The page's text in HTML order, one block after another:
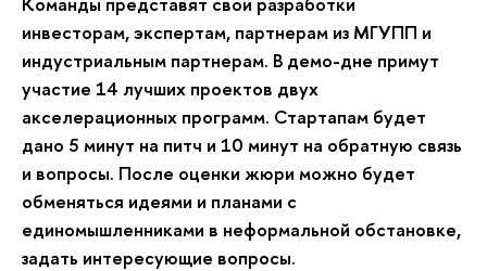
инвесторам, экспертам, партнерам из МГУПП и
индустриальным партнерам. В демо-дне примут
участие 14 лучших проектов двух
акселерационных программ. Стартапам будет
дано 5 минут на питч и 10 минут на обратную связь
и вопросы. После оценки жюри можно будет
обменяться идеями и планами с
единомышленниками в неформальной обстановке,
задать интересующие вопросы.